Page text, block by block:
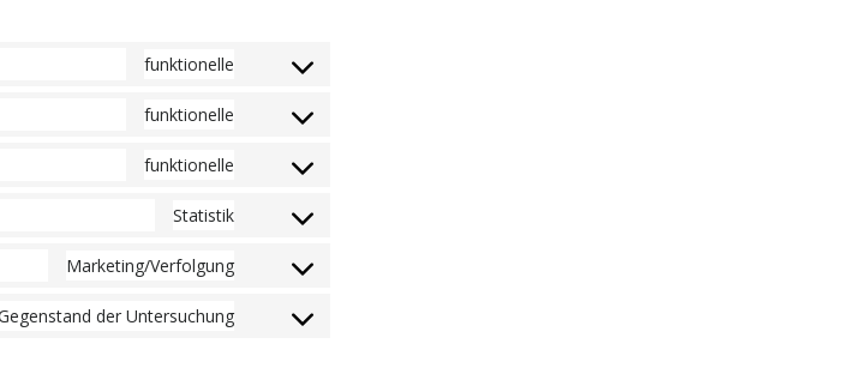
funktionelle
funktionelle
funktionelle
Statistik
Marketing/Verfolgung
der Untersuchung